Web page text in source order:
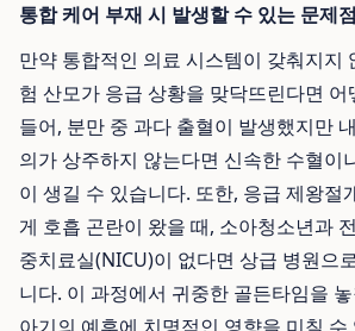
통합 케어 부재 시 발생할 수 있는 문제점
만약 통합적인 의료 시스템이 갖춰지지
험 산모가 응급 상황을 맞닥뜨린다면 어
들어, 분만 중 과다 출혈이 발생했지만
의가 상주하지 않는다면 신속한 수혈이
이 생길 수 있습니다. 또한, 응급 제왕절
게 호흡 곤란이 왔을 때, 소아청소년과
중치료실(NICU)이 없다면 상급 병원으
니다. 이 과정에서 귀중한 골든타임을